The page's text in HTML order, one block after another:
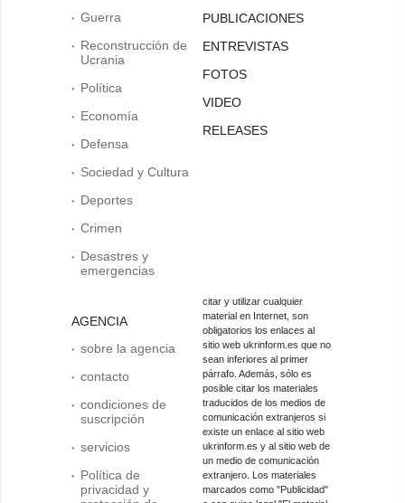
Guerra
Reconstrucción de
Ucrania
Política
Economía
Defensa
Sociedad y Cultura
Deportes
Crimen
Desastres y
emergencias
AGENCIA
sobre la agencia
contacto
condiciones de
suscripción
servicios
Política de
privacidad y
PUBLICACIONES
ENTREVISTAS
FOTOS
VIDEO
RELEASES
citar y utilizar cualquier
material en Internet, son
obligatorios los enlaces al
sitio web ukrinform.es que no
sean inferiores al primer
párrafo. Además, sólo es
posible citar los materiales
traducidos de los medios de
comunicación extranjeros si
existe un enlace al sitio web
ukrinform.es y al sitio web de
un medio de comunicación
extranjero. Los materiales
marcados como "Publicidad"